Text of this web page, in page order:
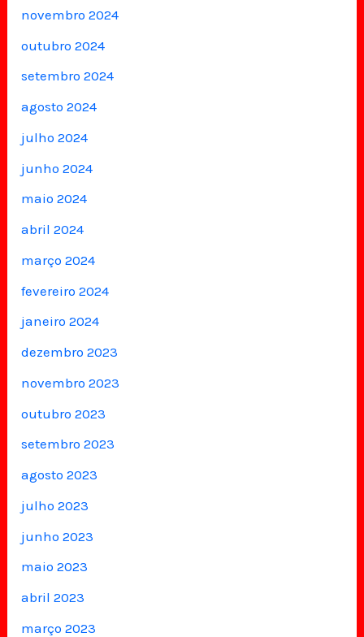
novembro 2024
outubro 2024
setembro 2024
agosto 2024
julho 2024
junho 2024
maio 2024
abril 2024
março 2024
fevereiro 2024
janeiro 2024
dezembro 2023
novembro 2023
outubro 2023
setembro 2023
agosto 2023
julho 2023
junho 2023
maio 2023
abril 2023
março 2023